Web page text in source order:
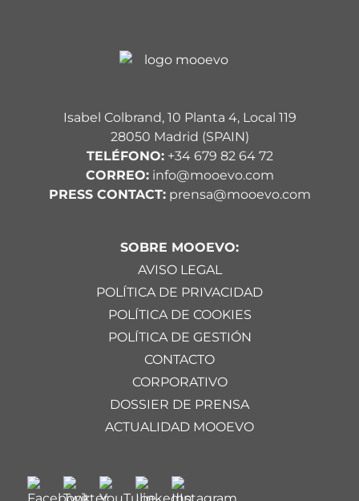
Isabel Colbrand, 10 Planta 4, Local 119
28050 Madrid (SPAIN)
TELÉFONO:+34 679 82 64 72
CORREO:info@mooevo.com
PRESS CONTACT:prensa@mooevo.com
SOBRE MOOEVO:
AVISO LEGAL
POLÍTICA DE PRIVACIDAD
POLÍTICA DE COOKIES
POLÍTICA DE GESTIÓN
CONTACTO
CORPORATIVO
DOSSIER DE PRENSA
ACTUALIDAD MOOEVO